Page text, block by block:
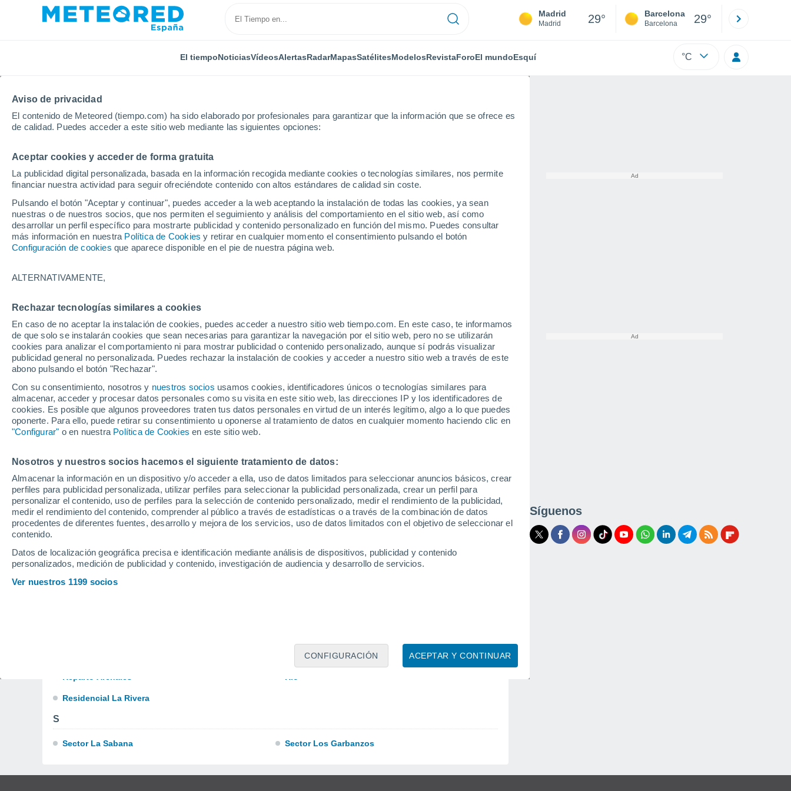
Aviso de privacidad
El contenido de Meteored (tiempo.com) ha sido elaborado por profesionales para garantizar que la información que se ofrece es
de calidad. Puedes acceder a este sitio web mediante las siguientes opciones:
Aceptar cookies y acceder de forma gratuita
La publicidad digital personalizada, basada en la información recogida mediante cookies o tecnologías similares, nos permite
financiar nuestra actividad para seguir ofreciéndote contenido con altos estándares de calidad sin coste.
Pulsando el botón "Aceptar y continuar", puedes acceder a la web aceptando la instalación de todas las cookies, ya sean
nuestras o de nuestros socios, que nos permiten el seguimiento y análisis del comportamiento en el sitio web, así como
desarrollar un perfil específico para mostrarte publicidad y contenido personalizado en función del mismo. Puedes consultar
más información en nuestra Política de Cookies y retirar en cualquier momento el consentimiento pulsando el botón
Configuración de cookies que aparece disponible en el pie de nuestra página web.
ALTERNATIVAMENTE,
Rechazar tecnologías similares a cookies
En caso de no aceptar la instalación de cookies, puedes acceder a nuestro sitio web tiempo.com. En este caso, te informamos
de que solo se instalarán cookies que sean necesarias para garantizar la navegación por el sitio web, pero no se utilizarán
cookies para analizar el comportamiento ni para mostrar publicidad o contenido personalizado, aunque sí podrás visualizar
publicidad general no personalizada. Puedes rechazar la instalación de cookies y acceder a nuestro sitio web a través de este
abono pulsando el botón "Rechazar".
Con su consentimiento, nosotros y nuestros socios usamos cookies, identificadores únicos o tecnologías similares para
almacenar, acceder y procesar datos personales como su visita en este sitio web, las direcciones IP y los identificadores de
cookies. Es posible que algunos proveedores traten tus datos personales en virtud de un interés legítimo, algo a lo que puedes
oponerte. Para ello, puede retirar su consentimiento u oponerse al tratamiento de datos en cualquier momento haciendo clic en
"Configurar" o en nuestra Política de Cookies en este sitio web.
Nosotros y nuestros socios hacemos el siguiente tratamiento de datos:
Almacenar la información en un dispositivo y/o acceder a ella, uso de datos limitados para seleccionar anuncios básicos, crear
perfiles para publicidad personalizada, utilizar perfiles para seleccionar la publicidad personalizada, crear un perfil para
personalizar el contenido, uso de perfiles para la selección de contenido personalizado, medir el rendimiento de la publicidad,
medir el rendimiento del contenido, comprender al público a través de estadísticas o a través de la combinación de datos
procedentes de diferentes fuentes, desarrollo y mejora de los servicios, uso de datos limitados con el objetivo de seleccionar el
contenido.
Datos de localización geográfica precisa e identificación mediante análisis de dispositivos, publicidad y contenido
personalizados, medición de publicidad y contenido, investigación de audiencia y desarrollo de servicios.
Ver nuestros 1199 socios
ACEPTAR Y CONTINUAR
CONFIGURACIÓN
Madrid
Madrid 29° Barcelona
Barcelona 29°
El tiempoNoticiasVídeosAlertasRadarMapasSatélitesModelosRevistaForoEl mundoEsquí °C
Inicio Puerto Rico Municipio de Las Piedras
El tiempo en todas las ciudades del Municipio
de Las Piedras
Todas las localidades del Municipio de Las Piedras
April Garden
B
Barriada La Rivera
Boqueron
Boquerón Comunidad
E
Extension Las Mercedes
La Fermina
Las Mercedes
Las Piedras
Las Piedras Zona Urbana
Las Torres
Melillas
P
Residencial La Rivera
S
Sector La Sabana Sector Los Garbanzos
Síguenos